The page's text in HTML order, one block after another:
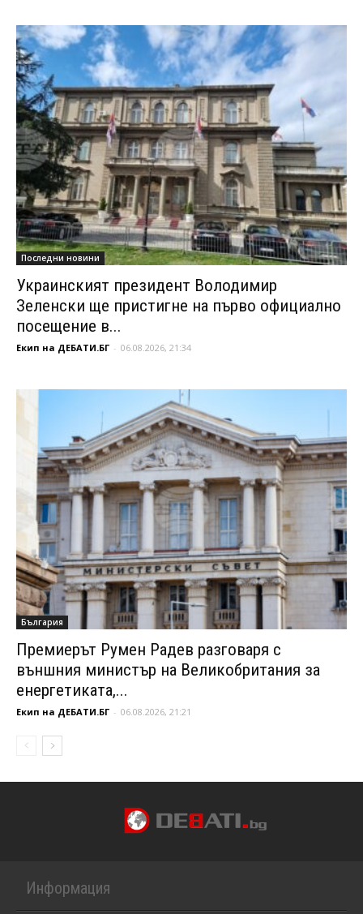
Последни новини
Украинският президент Володимир
Зеленски ще пристигне на първо официално
посещение в...
Екип на ДЕБАТИ.БГ - 06.08.2026, 21:34
България
Премиерът Румен Радев разговаря с
външния министър на Великобритания за
енергетиката,...
Екип на ДЕБАТИ.БГ - 06.08.2026, 21:21
Информация